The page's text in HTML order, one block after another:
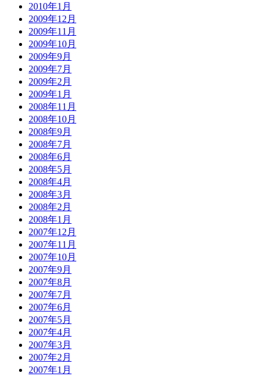
2010年1月
2009年12月
2009年11月
2009年10月
2009年9月
2009年7月
2009年2月
2009年1月
2008年11月
2008年10月
2008年9月
2008年7月
2008年6月
2008年5月
2008年4月
2008年3月
2008年2月
2008年1月
2007年12月
2007年11月
2007年10月
2007年9月
2007年8月
2007年7月
2007年6月
2007年5月
2007年4月
2007年3月
2007年2月
2007年1月